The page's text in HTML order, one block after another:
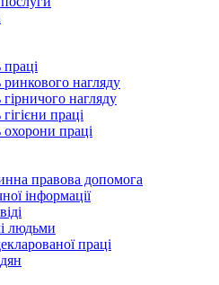
нагляду
нагляду
праці
праці
правова допомога
інформації
людьми
праці